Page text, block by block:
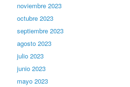
noviembre 2023
octubre 2023
septiembre 2023
agosto 2023
julio 2023
junio 2023
mayo 2023